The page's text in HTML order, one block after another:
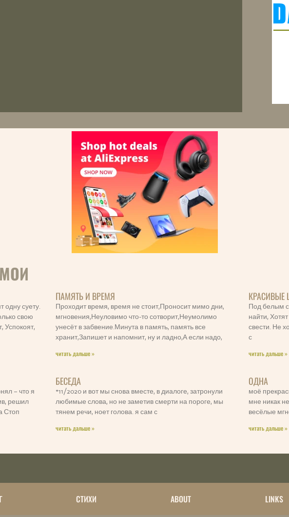
одну суету.
свою
Успокоят,
ПАМЯТЬ И ВРЕМЯ
Проходит время, время не стоит,Проносит мимо дни,
мгновения,Неуловимо что-то сотворит,Неумолимо
унесёт в забвение.Минута в память, память все
хранит,Запишет и напомнит, ну и ладно,А если надо,
читать дальше »
КРАСИВЫЕ
Под белым
найти,
свести. Не
с
читать дальше »
– что я
решил
Стоп
БЕСЕДА
*11/2020 и вот мы снова вместе, в диалоге, затронули
любимые слова, но не заметив смерти на пороге, мы
тянем речи, ноет голова. я сам с
читать дальше »
ОДНА
моё
мне никак
весёлые
читать дальше »
СТИХИ ABOUT LINKS